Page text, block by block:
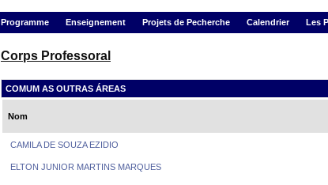
Programme Enseignement Projets de Pecherche Calendrier Les
Corps Professoral
COMUM AS OUTRAS ÁREAS
Nom
CAMILA DE SOUZA EZIDIO
ELTON JUNIOR MARTINS MARQUES